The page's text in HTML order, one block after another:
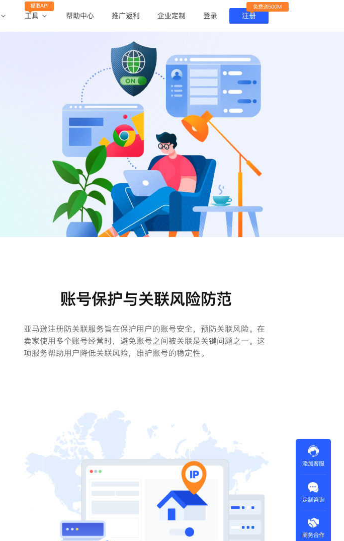
工具
提取API
帮助中心 推广返利 企业定制 登录 注册
免费送500M
账号保护与关联风险防范
亚马逊注册防关联服务旨在保护用户的账号安全，预防关联风险。在
卖家使用多个账号经营时，避免账号之间被关联是关键问题之一。这
项服务帮助用户降低关联风险，维护账号的稳定性。
添加客服
定制咨询
商务合作